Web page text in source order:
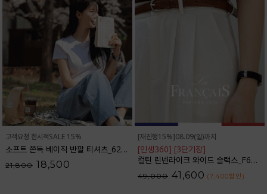
고객요청 한시적SALE 15%
소프트 쫀득 베이직 반팔 티셔츠_62TS2066
21,800 18,500
[재진행15%]08.09(일)까지
[인생360] [3단기장]
컬틴 린넨라이크 와이드 슬랙스_F6S349SL
49,000 41,600 (7,400할인 )